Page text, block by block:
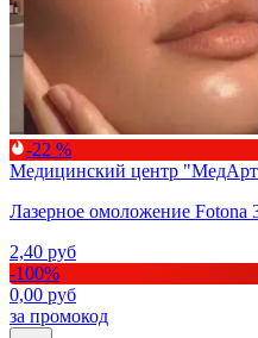
-22 %
Медицинский центр
Лазерное омоложение Fotona
2,40 руб
-100%
0,00 руб
за промокод